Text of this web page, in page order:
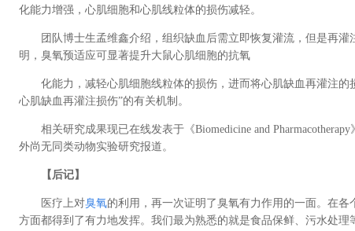
化能力增强，心肌细胞和心肌线粒体的损伤减轻。
团队博士生孟维鑫介绍，组织缺血后需立即恢复灌流，但是再
明，臭氧预适应可显著提升大鼠心肌细胞的抗氧
化能力，减轻心肌细胞线粒体的损伤，进而将心肌缺血再灌注的
心肌缺血再灌注损伤”的有关机制。
相关研究成果现已在线发表于《Biomedicine and
外尚无同类动物实验研究报道。
【后记】
医疗上对臭氧的利用，再一次证明了臭氧有力作用的一面。在
方面都得到了有力地发挥。我们最为熟悉的就是食品保鲜、污水处